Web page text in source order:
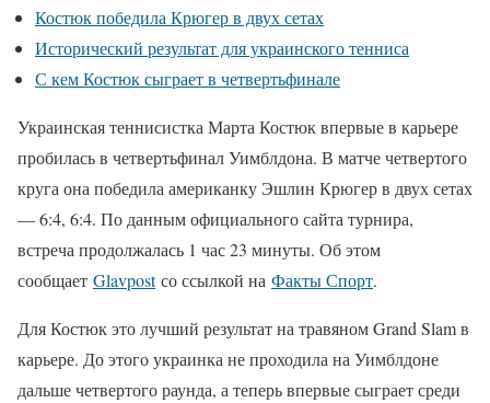
Костюк победила Крюгер в двух сетах
Исторический результат для украинского тенниса
С кем Костюк сыграет в четвертьфинале
Украинская теннисистка Марта Костюк впервые в карьере
пробилась в четвертьфинал Уимблдона. В матче четвертого
круга она победила американку Эшлин Крюгер в двух сетах
— 6:4, 6:4. По данным официального сайта турнира,
встреча продолжалась 1 час 23 минуты. Об этом
сообщает Glavpostсо ссылкой на Факты Спорт.
Для Костюк это лучший результат на травяном Grand Slam в
карьере. До этого украинка не проходила на Уимблдоне
дальше четвертого раунда, а теперь впервые сыграет среди